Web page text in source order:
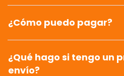
¿Cómo puedo pagar?
¿Qué hago si tengo un
envío?